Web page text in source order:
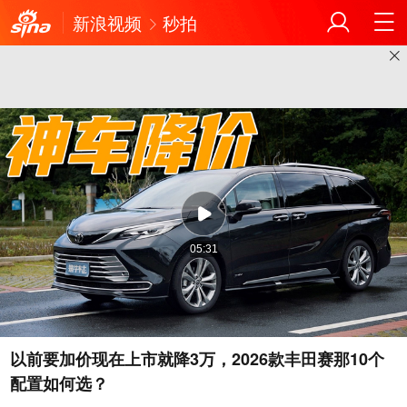
新浪视频 秒拍
05:31
以前要加价现在上市就降3万，2026款丰田赛那10个
配置如何选？